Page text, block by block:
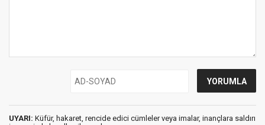
UYARI: Küfür, hakaret, rencide edici cümleler veya imalar, inançlara saldırı